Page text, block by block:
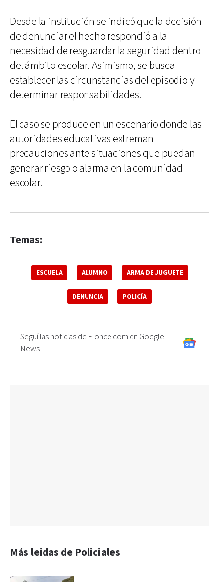
Desde la institución se indicó que la decisión
de denunciar el hecho respondió a la
necesidad de resguardar la seguridad dentro
del ámbito escolar. Asimismo, se busca
establecer las circunstancias del episodio y
determinar responsabilidades.
El caso se produce en un escenario donde las
autoridades educativas extreman
precauciones ante situaciones que puedan
generar riesgo o alarma en la comunidad
escolar.
Temas:
ESCUELA ALUMNO ARMA DE JUGUETE
DENUNCIA POLICÍA
Seguí las noticias de Elonce.com en Google
News
Más leidas de Policiales